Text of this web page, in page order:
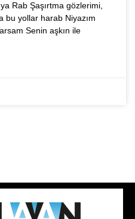
Rab Şaşırtma gözlerimi,
bu yollar harab Niyazım
Senin aşkın ile